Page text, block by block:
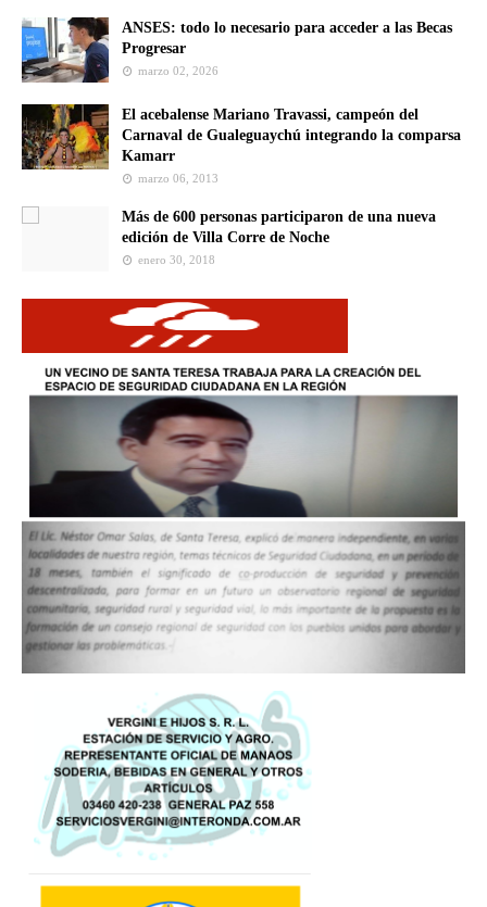
ANSES: todo lo necesario para acceder a las Becas
Progresar
marzo 02, 2026
El acebalense Mariano Travassi, campeón del
Carnaval de Gualeguaychú integrando la comparsa
Kamarr
marzo 06, 2013
Más de 600 personas participaron de una nueva
edición de Villa Corre de Noche
enero 30, 2018